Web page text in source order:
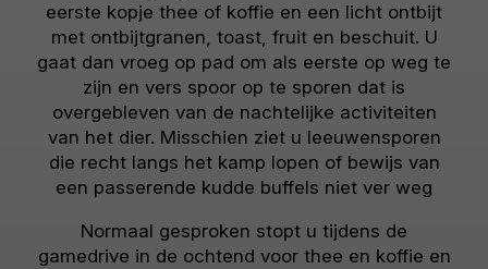
eerste kopje thee of koffie en een licht ontbijt
met ontbijtgranen, toast, fruit en beschuit. U
gaat dan vroeg op pad om als eerste op weg te
zijn en vers spoor op te sporen dat is
overgebleven van de nachtelijke activiteiten
van het dier. Misschien ziet u leeuwensporen
die recht langs het kamp lopen of bewijs van
een passerende kudde buffels niet ver weg
Normaal gesproken stopt u tijdens de
gamedrive in de ochtend voor thee en koffie en